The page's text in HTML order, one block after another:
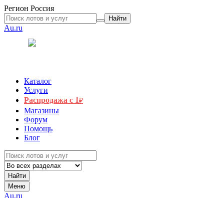
Регион Россия
Найти
Au.ru
Каталог
Услуги
Распродажа с 1₽
Магазины
Форум
Помощь
Блог
Найти
Меню
Au.ru